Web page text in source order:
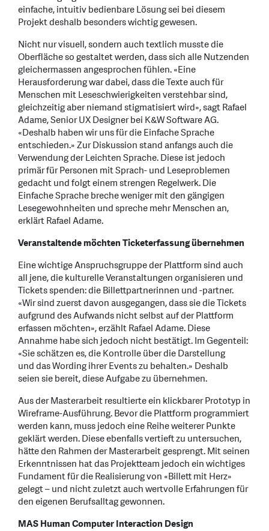
einfache, intuitiv bedienbare Lösung sei bei diesem
Projekt deshalb besonders wichtig gewesen.
Nicht nur visuell, sondern auch textlich musste die
Oberfläche so gestaltet werden, dass sich alle Nutzenden
gleichermassen angesprochen fühlen. «Eine
Herausforderung war dabei, dass die Texte auch für
Menschen mit Leseschwierigkeiten verstehbar sind,
gleichzeitig aber niemand stigmatisiert wird», sagt Rafael
Adame, Senior UX Designer bei K&W Software AG.
«Deshalb haben wir uns für die Einfache Sprache
entschieden.» Zur Diskussion stand anfangs auch die
Verwendung der Leichten Sprache. Diese ist jedoch
primär für Personen mit Sprach- und Leseproblemen
gedacht und folgt einem strengen Regelwerk. Die
Einfache Sprache breche weniger mit den gängigen
Lesegewohnheiten und spreche mehr Menschen an,
erklärt Rafael Adame.
Veranstaltende möchten Ticketerfassung übernehmen
Eine wichtige Anspruchsgruppe der Plattform sind auch
all jene, die kulturelle Veranstaltungen organisieren und
Tickets spenden: die Billettpartnerinnen und -partner.
«Wir sind zuerst davon ausgegangen, dass sie die Tickets
aufgrund des Aufwands nicht selbst auf der Plattform
erfassen möchten», erzählt Rafael Adame. Diese
Annahme habe sich jedoch nicht bestätigt. Im Gegenteil:
«Sie schätzen es, die Kontrolle über die Darstellung
und das Wording ihrer Events zu behalten.» Deshalb
seien sie bereit, diese Aufgabe zu übernehmen.
Aus der Masterarbeit resultierte ein klickbarer Prototyp in
Wireframe-Ausführung. Bevor die Plattform programmiert
werden kann, muss jedoch eine Reihe weiterer Punkte
geklärt werden. Diese ebenfalls vertieft zu untersuchen,
hätte den Rahmen der Masterarbeit gesprengt. Mit seinen
Erkenntnissen hat das Projektteam jedoch ein wichtiges
Fundament für die Realisierung von «Billett mit Herz»
gelegt – und nicht zuletzt auch wertvolle Erfahrungen für
den eigenen Berufsalltag gewonnen.
MAS Human Computer Interaction Design